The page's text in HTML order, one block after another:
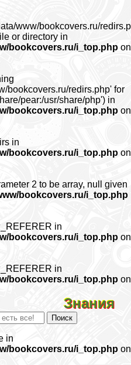
www/bookcovers.ru/
or directory in
bookcovers.ru/i_top.php on
bookcovers.ru/redirs.php' for
pear:/usr/share/php') in
bookcovers.ru/i_top.php on
in
bookcovers.ru/i_top.php on
2 to be array, null given
bookcovers.ru/i_top.php
in
bookcovers.ru/i_top.php on
in
bookcovers.ru/i_top.php on
Знания
in
bookcovers.ru/i_top.php on